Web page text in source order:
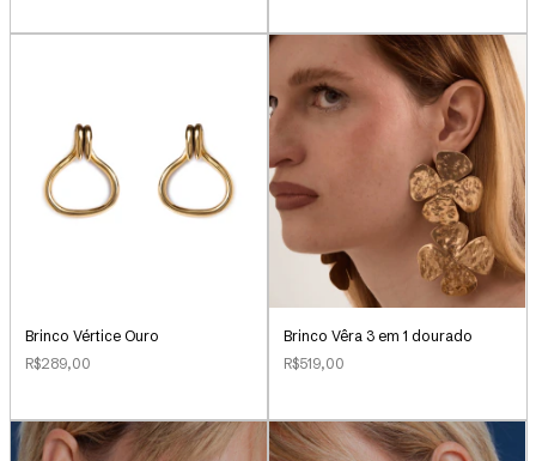
Brinco Vértice Ouro
R$289,00
Brinco Vêra 3 em 1 dourado
R$519,00